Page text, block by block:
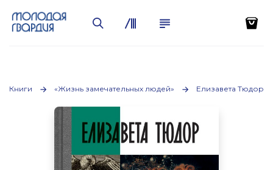
Книги «Жизнь замечательных людей» Елизавета Тюдор